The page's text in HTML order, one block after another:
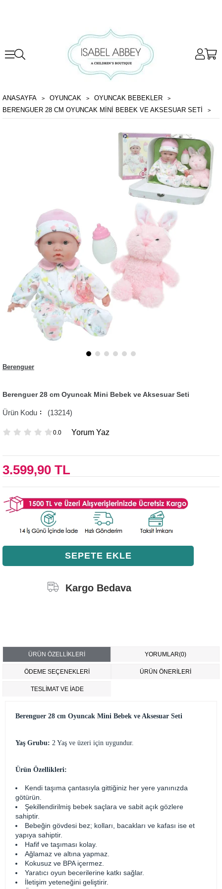
ANASAYFA OYUNCAK
OYUNCAK BEBEKLER
BERENGUER 28 CM OYUNCAK MINI BEBEK VE AKSESUAR SETI
Berenguer
Berenguer 28 cm Oyuncak Mini Bebek ve Aksesuar Seti
(13214)
0.0 Yorum Yaz
3.599,90 TL
Kargo Bedava
ÜRÜN ÖZELLIKLERI YORUMLAR(0)
ÖDEME SEÇENEKLERI ÜRÜN ÖNERILERI
TESLİMAT VE İADE
Berenguer 28 cm Oyuncak Mini Bebek ve Aksesuar Seti
Yaş Grubu: 2 Yaş ve üzeri için uygundur.
Ürün Özellikleri:
Kendi taşıma çantasıyla gittiğiniz her yere yanınızda
götürün.
Şekillendirilmiş bebek saçlara ve sabit açık gözlere
sahiptir.
Bebeğin gövdesi bez; kolları, bacakları ve kafası ise et
yapıya sahiptir.
Hafif ve taşıması kolay.
Ağlamaz ve altına yapmaz.
Kokusuz ve BPA içermez.
Yaratıcı oyun becerilerine katkı sağlar.
İletişim yeteneğini geliştirir.